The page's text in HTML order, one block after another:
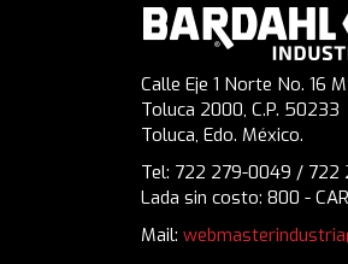
Calle Eje 1 Norte No. 16
Toluca 2000, C.P. 50233
Toluca, Edo. México.
Tel: 722 279-0049 / 722
Lada sin costo: 800 -
Mail: